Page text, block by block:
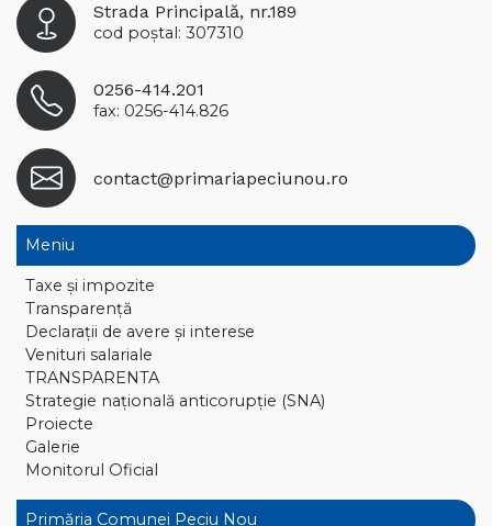
Strada Principală, nr.189
cod poștal: 307310
0256-414.201
fax: 0256-414.826
contact@primariapeciunou.ro
Meniu
Taxe și impozite
Transparență
Declaraţii de avere și interese
Venituri salariale
TRANSPARENTA
Strategie națională anticorupție (SNA)
Proiecte
Galerie
Monitorul Oficial
Primăria Comunei Peciu Nou